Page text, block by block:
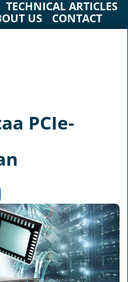
TECHNICAL ARTICLES
US CONTACT
PCIe-